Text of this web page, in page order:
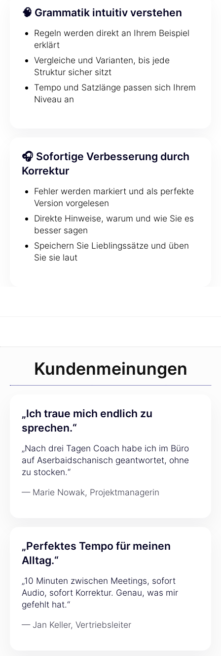
🧠 Grammatik intuitiv verstehen
Regeln werden direkt an Ihrem Beispiel
erklärt
Vergleiche und Varianten, bis jede
Struktur sicher sitzt
Tempo und Satzlänge passen sich Ihrem
Niveau an
🎧 Sofortige Verbesserung durch
Korrektur
Fehler werden markiert und als perfekte
Version vorgelesen
Direkte Hinweise, warum und wie Sie es
besser sagen
Speichern Sie Lieblingssätze und üben
Sie sie laut
Kundenmeinungen
„Ich traue mich endlich zu
sprechen.“
„Nach drei Tagen Coach habe ich im Büro
auf Aserbaidschanisch geantwortet, ohne
zu stocken.“
— Marie Nowak, Projektmanagerin
„Perfektes Tempo für meinen
Alltag.“
„10 Minuten zwischen Meetings, sofort
Audio, sofort Korrektur. Genau, was mir
gefehlt hat.“
— Jan Keller, Vertriebsleiter